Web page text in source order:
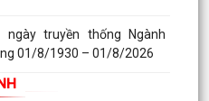
truyền thống Ngành
01/8/1930 – 01/8/2026
cấp ngày công lao động đối